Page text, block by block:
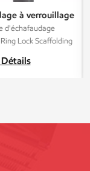
à verrouillage
galvanisé
résistance,
d'échafaudage
Lock Scaffolding
destiné aux projets